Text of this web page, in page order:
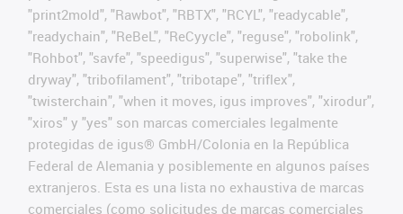
"print2mold", "Rawbot", "RBTX", "RCYL", "readycable",
"readychain", "ReBeL", "ReCyycle", "reguse", "robolink",
"Rohbot", "savfe", "speedigus", "superwise", "take the
dryway", "tribofilament", "tribotape", "triflex",
"twisterchain", "when it moves, igus improves", "xirodur",
"xiros" y "yes" son marcas comerciales legalmente
protegidas de igus® GmbH/Colonia en la República
Federal de Alemania y posiblemente en algunos países
extranjeros. Esta es una lista no exhaustiva de marcas
comerciales (como solicitudes de marcas comerciales